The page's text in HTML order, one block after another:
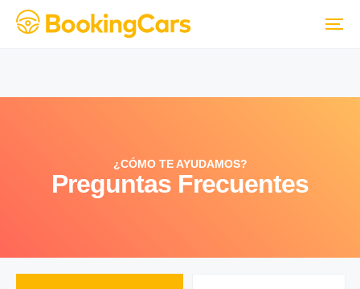
¿CÓMO TE AYUDAMOS?
Preguntas Frecuentes